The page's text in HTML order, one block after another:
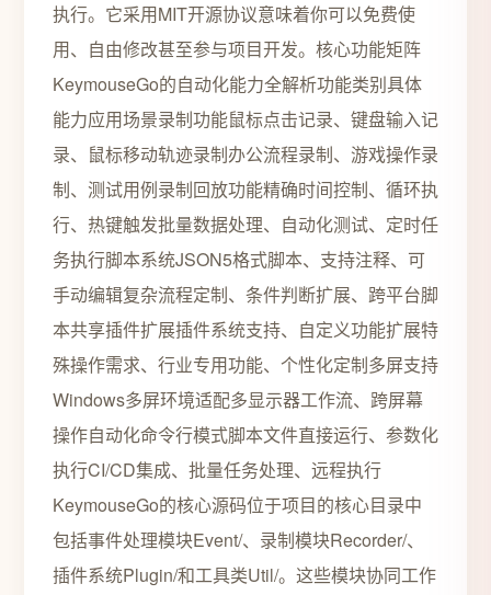
执行。它采用MIT开源协议意味着你可以免费使
用、自由修改甚至参与项目开发。核心功能矩阵
KeymouseGo的自动化能力全解析功能类别具体
能力应用场景录制功能鼠标点击记录、键盘输入记
录、鼠标移动轨迹录制办公流程录制、游戏操作录
制、测试用例录制回放功能精确时间控制、循环执
行、热键触发批量数据处理、自动化测试、定时任
务执行脚本系统JSON5格式脚本、支持注释、可
手动编辑复杂流程定制、条件判断扩展、跨平台脚
本共享插件扩展插件系统支持、自定义功能扩展特
殊操作需求、行业专用功能、个性化定制多屏支持
Windows多屏环境适配多显示器工作流、跨屏幕
操作自动化命令行模式脚本文件直接运行、参数化
执行CI/CD集成、批量任务处理、远程执行
KeymouseGo的核心源码位于项目的核心目录中
包括事件处理模块Event/、录制模块Recorder/、
插件系统Plugin/和工具类Util/。这些模块协同工作